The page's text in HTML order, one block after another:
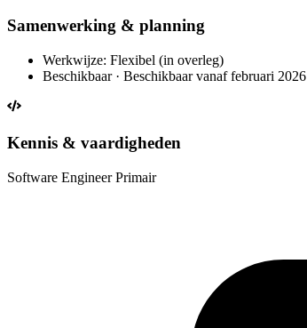
Samenwerking & planning
Werkwijze: Flexibel (in overleg)
Beschikbaar · Beschikbaar vanaf februari 2026
Kennis & vaardigheden
Software EngineerPrimair